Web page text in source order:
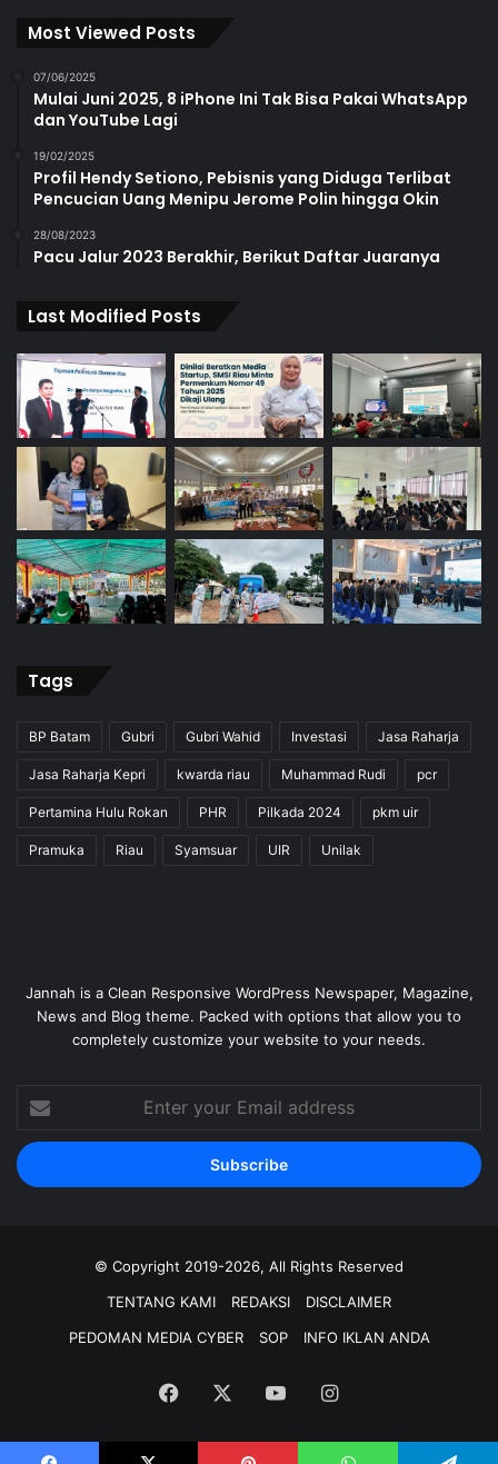
Most Viewed Posts
07/06/2025
Mulai Juni 2025, 8 iPhone Ini Tak Bisa Pakai WhatsApp
dan YouTube Lagi
19/02/2025
Profil Hendy Setiono, Pebisnis yang Diduga Terlibat
Pencucian Uang Menipu Jerome Polin hingga Okin
28/08/2023
Pacu Jalur 2023 Berakhir, Berikut Daftar Juaranya
Last Modified Posts
Tags
BP Batam Gubri Gubri Wahid Investasi Jasa Raharja
Jasa Raharja Kepri kwarda riau Muhammad Rudi pcr
Pertamina Hulu Rokan PHR Pilkada 2024 pkm uir
Pramuka Riau Syamsuar UIR Unilak
Jannah is a Clean Responsive WordPress Newspaper, Magazine,
News and Blog theme. Packed with options that allow you to
completely customize your website to your needs.
your
Email
address
© Copyright 2019-2026, All Rights Reserved
TENTANG KAMI
REDAKSI
DISCLAIMER
PEDOMAN MEDIA CYBER
SOP INFO IKLAN ANDA
Facebook YouTubeInstagram